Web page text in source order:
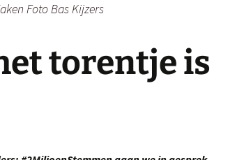
Foto Bas Kijzers
torentje is